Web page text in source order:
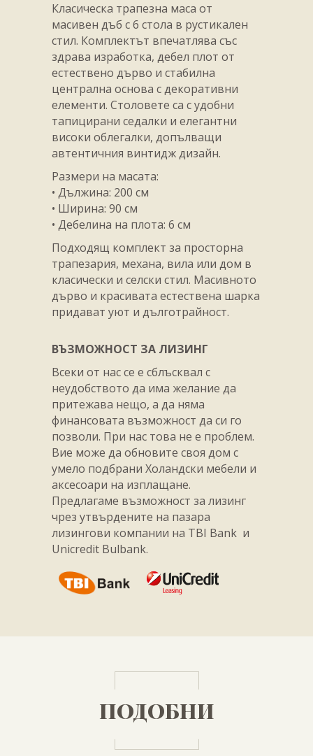
Класическа трапезна маса от
масивен дъб с 6 стола в рустикален
стил. Комплектът впечатлява със
здрава изработка, дебел плот от
естествено дърво и стабилна
централна основа с декоративни
елементи. Столовете са с удобни
тапицирани седалки и елегантни
високи облегалки, допълващи
автентичния винтидж дизайн.
Размери на масата:
• Дължина: 200 см
• Ширина: 90 см
• Дебелина на плота: 6 см
Подходящ комплект за просторна
трапезария, механа, вила или дом в
класически и селски стил. Масивното
дърво и красивата естествена шарка
придават уют и дълготрайност.
ВЪЗМОЖНОСТ ЗА ЛИЗИНГ
Всеки от нас се е сблъсквал с
неудобството да има желание да
притежава нещо, а да няма
финансовата възможност да си го
позволи. При нас това не е проблем.
Вие може да обновите своя дом с
умело подбрани Холандски мебели и
аксесоари на изплащане.
Предлагаме възможност за лизинг
чрез утвърдените на пазара
лизингови компании на TBI Bank и
Unicredit Bulbank.
ПОДОБНИ